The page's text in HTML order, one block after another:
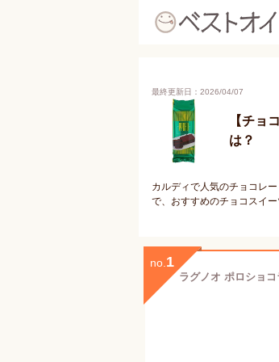
最終更新日：2026/04/07
【チョ
は？
カルディで人気のチョコレ
で、おすすめのチョコスイー
no. 1